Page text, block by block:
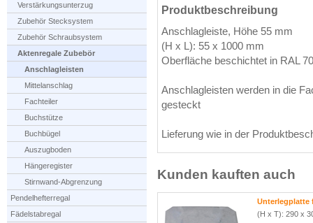
Verstärkungsunterzug
Zubehör Stecksystem
Zubehör Schraubsystem
Aktenregale Zubebör
Anschlagleisten
Mittelanschlag
Fachteiler
Buchstütze
Buchbügel
Auszugboden
Hängeregister
Stirnwand-Abgrenzung
Pendelhefterregal
Fädelstabregal
Produktbeschreibung
Anschlagleiste, Höhe 55 mm
(H x L): 55 x 1000 mm
Oberfläche beschichtet in RAL
Anschlagleisten werden in die
gesteckt
Lieferung wie in der
Kunden kauften auch
Unterlegplatte
(H x T): 290 x